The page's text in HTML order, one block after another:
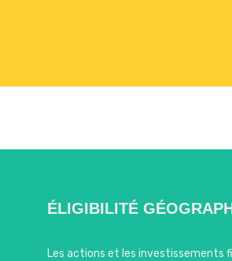
ÉLIGIBILITÉ
Les actions et les investissements